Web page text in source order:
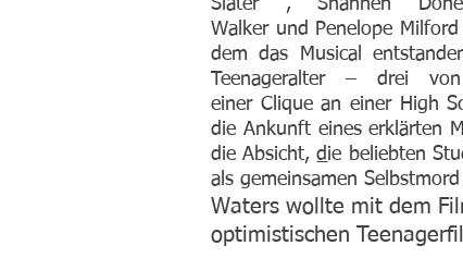
Slater,Shannen
Walkerund Penelope
dem das Musical
Teenageralter – drei
einerCliquean einerHigh
die Ankunft eineserklärten
dieAbsicht,die beliebten
als gemeinsamen Selbstmord
Waters wollte mit dem
optimistischen